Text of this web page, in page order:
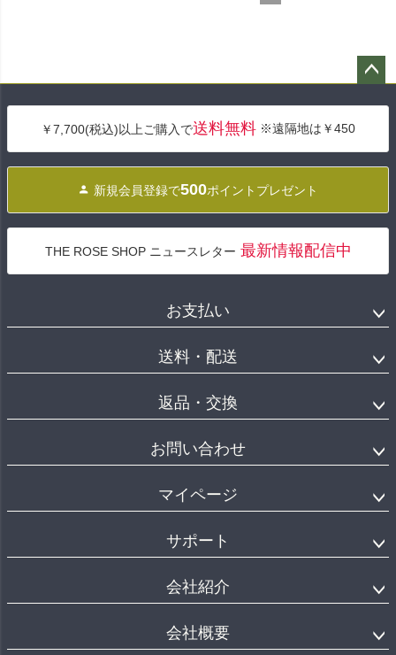
へ
￥7,700(税込)以上ご購入で送料無料 ※遠隔地は￥450
新規会員登録で500ポイントプレゼント
THE ROSE SHOP ニュースレター 最新情報配信中
お支払い
送料・配送
返品・交換
お問い合わせ
マイページ
サポート
会社紹介
会社概要